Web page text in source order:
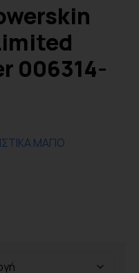
006314-
ΜΑΓΙΟ